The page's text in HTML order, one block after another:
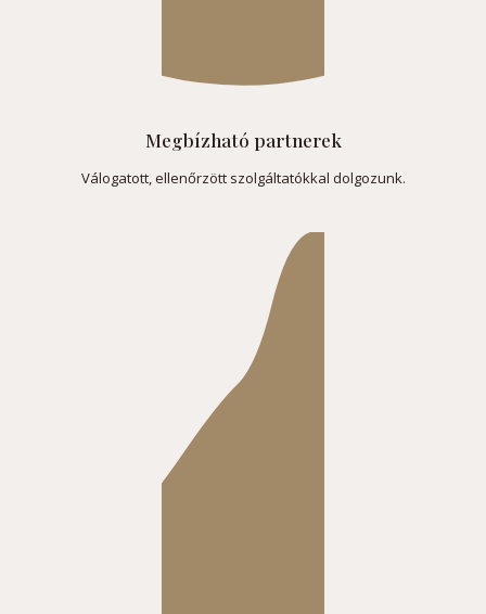
Megbízható partnerek
Válogatott, ellenőrzött szolgáltatókkal dolgozunk.